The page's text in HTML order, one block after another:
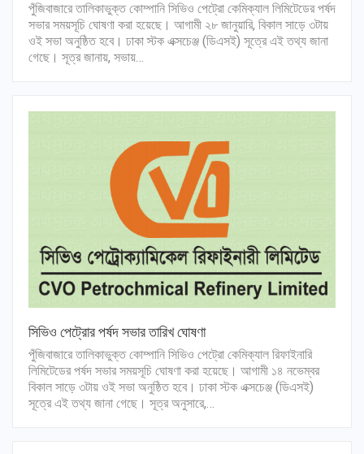
পুঁজিবাজারে তালিকাভুক্ত কোম্পানি সিভিও পেট্রো কেমিক্যাল লিমিটেডের পর্ষদ
সভার সময়সূচি ঘোষণা করা হয়েছে। আগামী ২৮ জানুয়ারি, বিকাল সাড়ে ৩টায়
ওই সভা অনুষ্ঠিত হবে। ঢাকা স্টক এক্সচেঞ্জ (ডিএসই) সূত্রে এই তথ্য জানা
গেছে। সূত্র জানায়, সভায়…
সিভিও পেট্রোর পর্ষদ সভার তারিখ ঘোষণা
পুঁজিবাজারে তালিকাভুক্ত কোম্পানি সিভিও পেট্রো কেমিক্যাল রিফাইনারি
লিমিটেডের পর্ষদ সভার সময়সূচি ঘোষণা করা হয়েছে। আগামী ১৪ নভেম্বর
বিকাল সাড়ে ৩টায় ওই সভা অনুষ্ঠিত হবে। ঢাকা স্টক এক্সচেঞ্জ (ডিএসই)
সূত্রে এই তথ্য জানা গেছে। সূত্র অনুসারে,…